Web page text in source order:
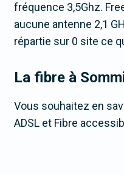
fréquence 3,5Ghz.
aucune antenne 2,1
répartie sur 0 site ce
La fibre à
Vous souhaitez en
ADSL et Fibre